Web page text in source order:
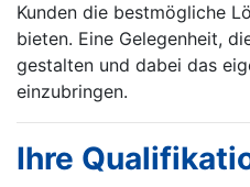
Kunden die bestmögliche
bieten. Eine Gelegenheit,
gestalten und dabei das
einzubringen.
Ihre